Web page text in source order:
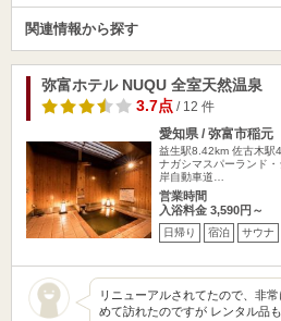
関連情報から探す
弥富ホテル NUQU 全室天然温泉
3.7点/ 12 件
愛知県 / 弥富市稲元
益生駅8.42km 佐古木駅
ナガシマスパーランド
岸自動車道…
営業時間
入浴料金 3,590円～
日帰り 宿泊 サウナ
リニューアルされてたので、非
めて訪れたのですが レンタル品